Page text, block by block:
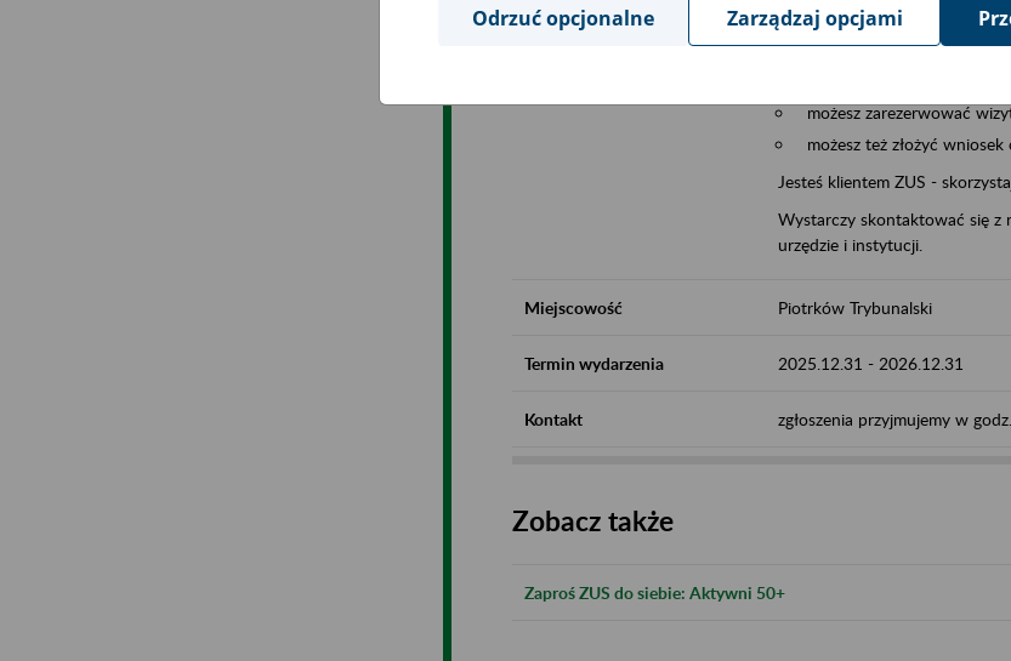
Jeśli jesteś świadczeniobiorcą
masz dostęp m.in. do
do formularza PIT 40A,
możesz zarezerwować
możesz też złożyć
Jesteś klientem ZUS -
Wystarczy skontaktować się z
urzędzie i instytucji.
Miejscowość Piotrków Trybunalski
Termin wydarzenia 2025.12.31 - 2026.12.31
Kontakt zgłoszenia przyjmujemy w
Zobacz także
Zaproś ZUS do siebie: Aktywni 50+
Odrzuć opcjonalne Zarządzaj opcjami